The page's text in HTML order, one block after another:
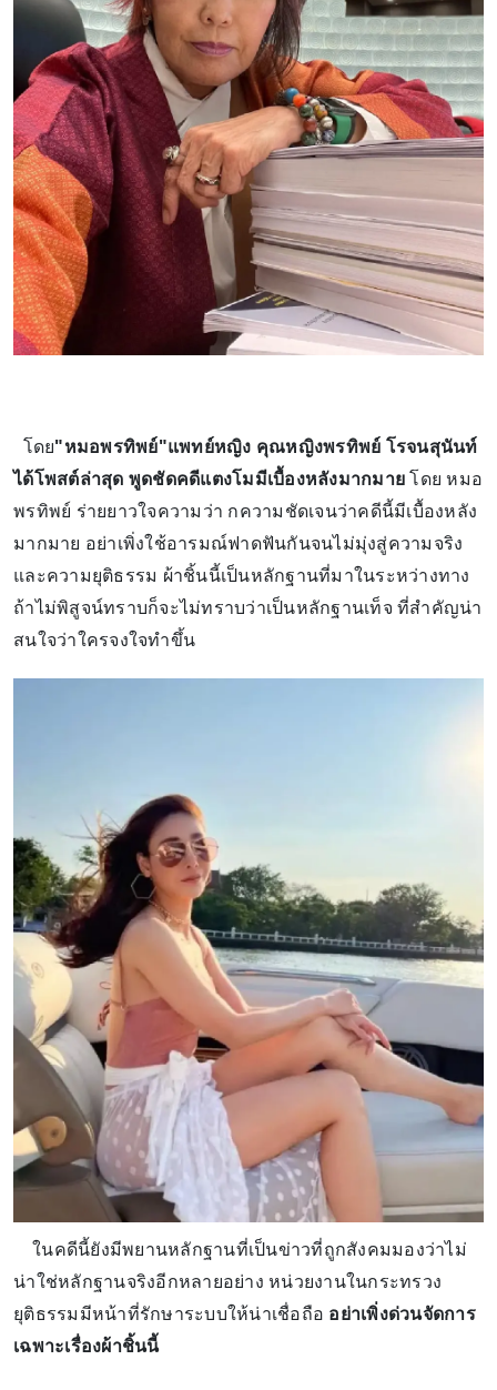
โดย"หมอพรทิพย์"แพทย์หญิง คุณหญิงพรทิพย์ โรจนสุนันท์
ได้โพสต์ล่าสุด พูดชัดคดีแตงโมมีเบื้องหลังมากมาย โดย หมอ
พรทิพย์ ร่ายยาวใจความว่า กความชัดเจนว่าคดีนี้มีเบื้องหลัง
มากมาย อย่าเพิ่งใช้อารมณ์ฟาดฟันกันจนไม่มุ่งสู่ความจริง
และความยุติธรรม ผ้าชิ้นนี้เป็นหลักฐานที่มาในระหว่างทาง
ถ้าไม่พิสูจน์ทราบก็จะไม่ทราบว่าเป็นหลักฐานเท็จ ที่สำคัญน่า
สนใจว่าใครจงใจทำขึ้น
ในคดีนี้ยังมีพยานหลักฐานที่เป็นข่าวที่ถูกสังคมมองว่าไม่
น่าใช่หลักฐานจริงอีกหลายอย่าง หน่วยงานในกระทรวง
ยุติธรรมมีหน้าที่รักษาระบบให้น่าเชื่อถือ อย่าเพิ่งด่วนจัดการ
เฉพาะเรื่องผ้าชิ้นนี้